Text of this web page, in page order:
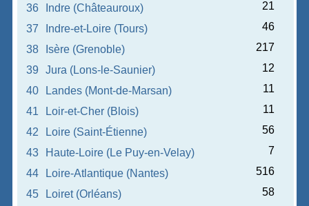
36
Indre (Châteauroux)
21
37
Indre-et-Loire (Tours)
46
38
Isère (Grenoble)
217
39
Jura (Lons-le-Saunier)
12
40
Landes (Mont-de-Marsan)
11
41
Loir-et-Cher (Blois)
11
42
Loire (Saint-Étienne)
56
43
Haute-Loire (Le Puy-en-Velay)
7
44
Loire-Atlantique (Nantes)
516
45
Loiret (Orléans)
58